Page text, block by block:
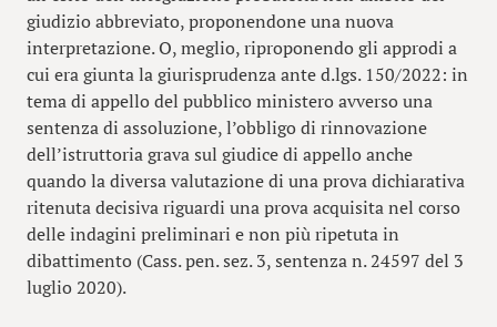
giudizio abbreviato, proponendone una nuova
interpretazione. O, meglio, riproponendo gli approdi a
cui era giunta la giurisprudenza ante d.lgs. 150/2022: in
tema di appello del pubblico ministero avverso una
sentenza di assoluzione, l’obbligo di rinnovazione
dell’istruttoria grava sul giudice di appello anche
quando la diversa valutazione di una prova dichiarativa
ritenuta decisiva riguardi una prova acquisita nel corso
delle indagini preliminari e non più ripetuta in
dibattimento (Cass. pen. sez. 3, sentenza n. 24597 del 3
luglio 2020).